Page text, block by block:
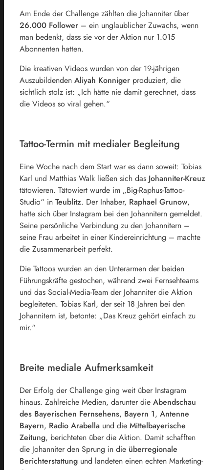
Am Ende der Challenge zählten die Johanniter über
26.000 Follower – ein unglaublicher Zuwachs, wenn
man bedenkt, dass sie vor der Aktion nur 1.015
Abonnenten hatten.
Die kreativen Videos wurden von der 19-jährigen
Auszubildenden Aliyah Konniger produziert, die
sichtlich stolz ist: „Ich hätte nie damit gerechnet, dass
die Videos so viral gehen.“
Tattoo-Termin mit medialer Begleitung
Eine Woche nach dem Start war es dann soweit: Tobias
Karl und Matthias Walk ließen sich das Johanniter-Kreuz
tätowieren. Tätowiert wurde im „Big-Raphus-Tattoo-
Studio“ in Teublitz. Der Inhaber, Raphael Grunow,
hatte sich über Instagram bei den Johannitern gemeldet.
Seine persönliche Verbindung zu den Johannitern –
seine Frau arbeitet in einer Kindereinrichtung – machte
die Zusammenarbeit perfekt.
Die Tattoos wurden an den Unterarmen der beiden
Führungskräfte gestochen, während zwei Fernsehteams
und das Social-Media-Team der Johanniter die Aktion
begleiteten. Tobias Karl, der seit 18 Jahren bei den
Johannitern ist, betonte: „Das Kreuz gehört einfach zu
mir.“
Breite mediale Aufmerksamkeit
Der Erfolg der Challenge ging weit über Instagram
hinaus. Zahlreiche Medien, darunter die Abendschau
des Bayerischen Fernsehens, Bayern 1, Antenne
Bayern, Radio Arabella und die Mittelbayerische
Zeitung, berichteten über die Aktion. Damit schafften
die Johanniter den Sprung in die überregionale
Berichterstattung und landeten einen echten Marketing-